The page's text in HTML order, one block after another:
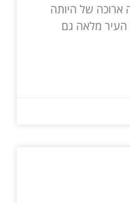
ארוכה של היותה
העיר מלאה גם